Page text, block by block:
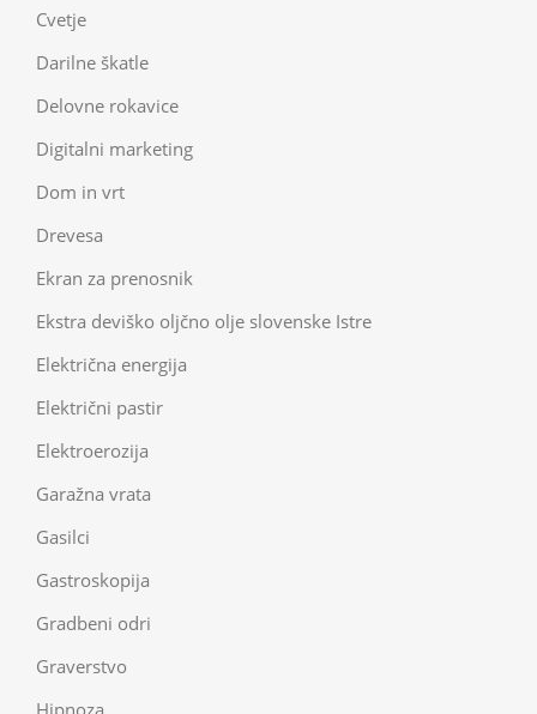
Cvetje
Darilne škatle
Delovne rokavice
Digitalni marketing
Dom in vrt
Drevesa
Ekran za prenosnik
Ekstra deviško oljčno olje slovenske Istre
Električna energija
Električni pastir
Elektroerozija
Garažna vrata
Gasilci
Gastroskopija
Gradbeni odri
Graverstvo